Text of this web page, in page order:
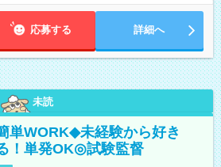
応募する 詳細へ
未読
単WORK◆未経験から好き
！単発OK◎試験監督